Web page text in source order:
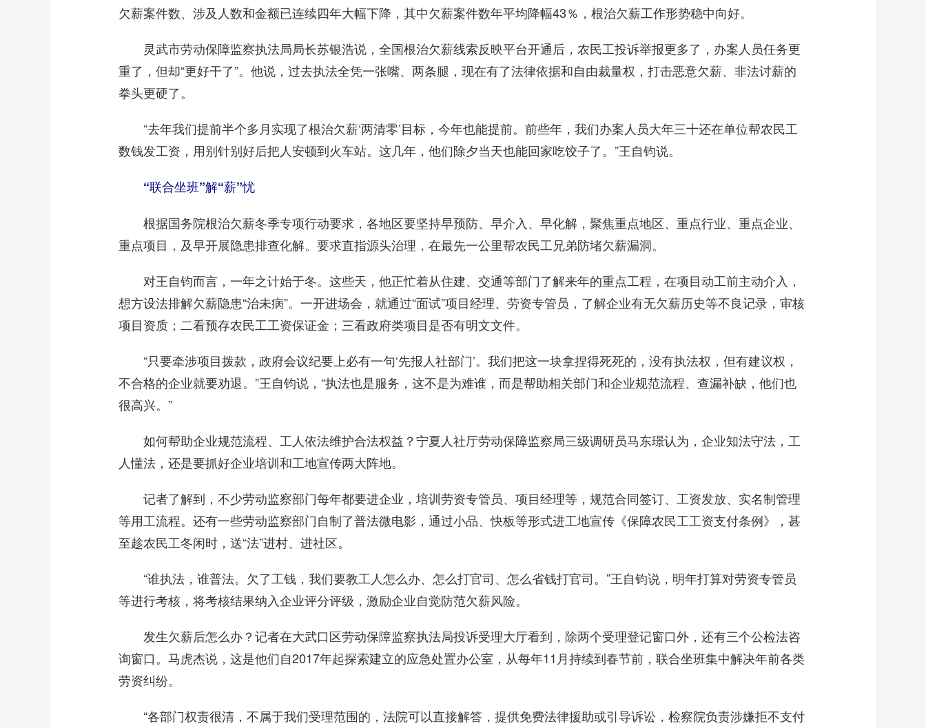
欠薪案件数、涉及人数和金额已连续四年大幅下降，其中欠薪案件数年平均降幅43％，根治欠薪工作形势稳中向好。
灵武市劳动保障监察执法局局长苏银浩说，全国根治欠薪线索反映平台开通后，农民工投诉举报更多了，办案人员任务更
重了，但却“更好干了”。他说，过去执法全凭一张嘴、两条腿，现在有了法律依据和自由裁量权，打击恶意欠薪、非法讨薪的
拳头更硬了。
“去年我们提前半个多月实现了根治欠薪‘两清零’目标，今年也能提前。前些年，我们办案人员大年三十还在单位帮农民工
数钱发工资，用别针别好后把人安顿到火车站。这几年，他们除夕当天也能回家吃饺子了。”王自钧说。
“联合坐班”解“薪”忧
根据国务院根治欠薪冬季专项行动要求，各地区要坚持早预防、早介入、早化解，聚焦重点地区、重点行业、重点企业、
重点项目，及早开展隐患排查化解。要求直指源头治理，在最先一公里帮农民工兄弟防堵欠薪漏洞。
对王自钧而言，一年之计始于冬。这些天，他正忙着从住建、交通等部门了解来年的重点工程，在项目动工前主动介入，
想方设法排解欠薪隐患“治未病”。一开进场会，就通过“面试”项目经理、劳资专管员，了解企业有无欠薪历史等不良记录，审核
项目资质；二看预存农民工工资保证金；三看政府类项目是否有明文文件。
“只要牵涉项目拨款，政府会议纪要上必有一句‘先报人社部门’。我们把这一块拿捏得死死的，没有执法权，但有建议权，
不合格的企业就要劝退。”王自钧说，“执法也是服务，这不是为难谁，而是帮助相关部门和企业规范流程、查漏补缺，他们也
很高兴。”
如何帮助企业规范流程、工人依法维护合法权益？宁夏人社厅劳动保障监察局三级调研员马东璟认为，企业知法守法，工
人懂法，还是要抓好企业培训和工地宣传两大阵地。
记者了解到，不少劳动监察部门每年都要进企业，培训劳资专管员、项目经理等，规范合同签订、工资发放、实名制管理
等用工流程。还有一些劳动监察部门自制了普法微电影，通过小品、快板等形式进工地宣传《保障农民工工资支付条例》，甚
至趁农民工冬闲时，送“法”进村、进社区。
“谁执法，谁普法。欠了工钱，我们要教工人怎么办、怎么打官司、怎么省钱打官司。”王自钧说，明年打算对劳资专管员
等进行考核，将考核结果纳入企业评分评级，激励企业自觉防范欠薪风险。
发生欠薪后怎么办？记者在大武口区劳动保障监察执法局投诉受理大厅看到，除两个受理登记窗口外，还有三个公检法咨
询窗口。马虎杰说，这是他们自2017年起探索建立的应急处置办公室，从每年11月持续到春节前，联合坐班集中解决年前各类
劳资纠纷。
“各部门权责很清，不属于我们受理范围的，法院可以直接解答，提供免费法律援助或引导诉讼，检察院负责涉嫌拒不支付